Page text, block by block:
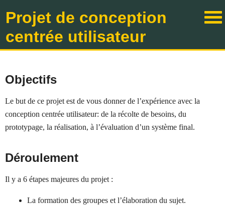
Projet de conception
centrée utilisateur
Objectifs
Le but de ce projet est de vous donner de l’expérience avec la
conception centrée utilisateur: de la récolte de besoins, du
prototypage, la réalisation, à l’évaluation d’un système final.
Déroulement
Il y a 6 étapes majeures du projet :
La formation des groupes et l’élaboration du sujet.